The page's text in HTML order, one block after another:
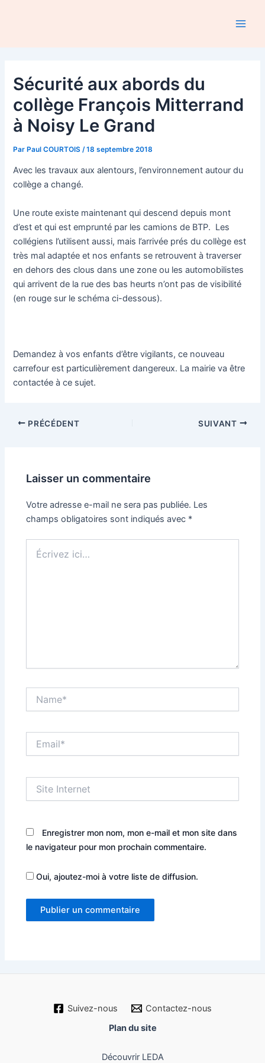
Sécurité aux abords du
collège François Mitterrand
à Noisy Le Grand
ParPaul COURTOIS /18 septembre 2018
Avec les travaux aux alentours, l’environnement autour du
collège a changé.
Une route existe maintenant qui descend depuis mont
d’est et qui est emprunté par les camions de BTP. Les
collégiens l’utilisent aussi, mais l’arrivée prés du collège est
très mal adaptée et nos enfants se retrouvent à traverser
en dehors des clous dans une zone ou les automobilistes
qui arrivent de la rue des bas heurts n’ont pas de visibilité
(en rouge sur le schéma ci-dessous).
Demandez à vos enfants d’être vigilants, ce nouveau
carrefour est particulièrement dangereux. La mairie va être
contactée à ce sujet.
NavigationPRÉCÉDENT SUIVANT
Laisser un commentaire
Votre adresse e-mail ne sera pas publiée. Les
champs obligatoires sont indiqués avec *
ici…
Internet
Enregistrer mon nom, mon e-mail et mon site dans
le navigateur pour mon prochain commentaire.
Oui, ajoutez-moi à votre liste de diffusion.
Suivez-nous
Contactez-nous
Plan du site
Découvrir LEDA